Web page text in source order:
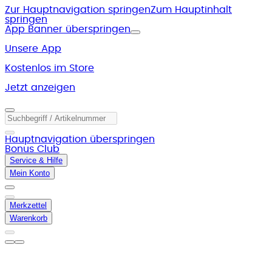
Zur Hauptnavigation springenZum Hauptinhalt
springen
App Banner überspringen
Unsere App
Kostenlos im Store
Jetzt anzeigen
Hauptnavigation überspringen
Bonus Club
Service & Hilfe
Mein Konto
Merkzettel
Warenkorb